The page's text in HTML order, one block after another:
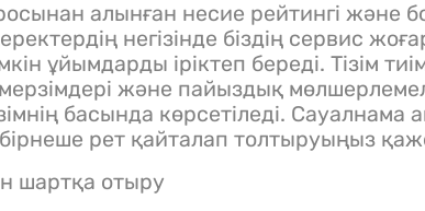
алынған несие рейтингі және
негізінде біздің сервис
ұйымдарды іріктеп береді. Тізім
мерзімдері және пайыздық
басында көрсетіледі. Сауалнама
рет қайталап толтыруыңыз
шартқа отыру